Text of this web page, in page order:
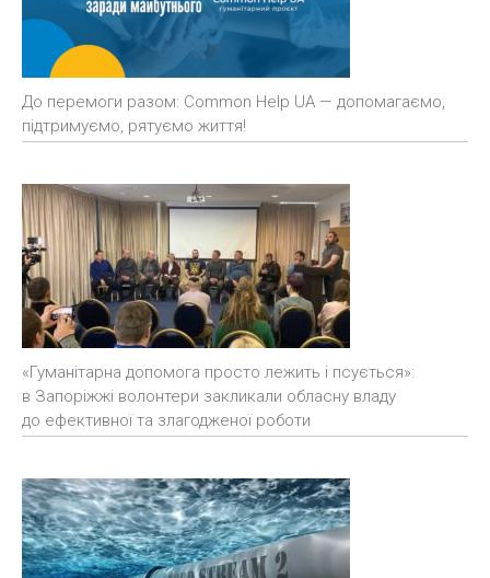
До перемоги разом: Common Help UA — допомагаємо,
підтримуємо, рятуємо життя!
«Гуманітарна допомога просто лежить і псується»:
в Запоріжжі волонтери закликали обласну владу
до ефективної та злагодженої роботи